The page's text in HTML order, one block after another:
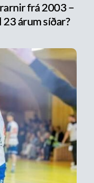
frá 2003 –
23 árum síðar?